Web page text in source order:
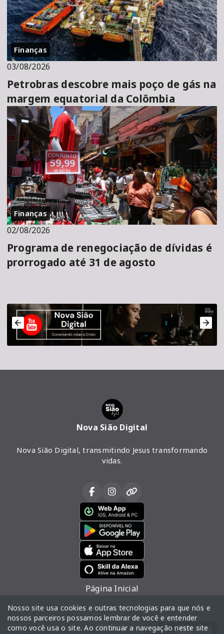
Finanças
03/08/2026
Petrobras descobre mais poço de gás na
margem equatorial da Colômbia
Finanças
02/08/2026
Programa de renegociação de dívidas é
prorrogado até 31 de agosto
Nova Sião Digital
Nova Sião Digital, transmitindo Jesus transformando
vidas.
Página Inicial
Vídeos
Notícias
Nosso site usa cookies e outras tecnologias para que nós e
nossos parceiros possamos lembrar de você e entender
como você usa o site. Ao continuar a navegação neste site